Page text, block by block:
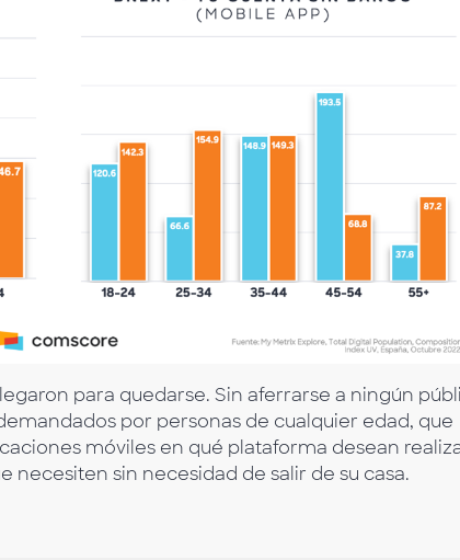
para quedarse. Sin aferrarse a ningún
por personas de cualquier edad, que
móviles en qué plataforma desean
necesiten sin necesidad de salir de su casa.